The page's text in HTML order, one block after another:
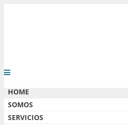
HOME
SOMOS
SERVICIOS